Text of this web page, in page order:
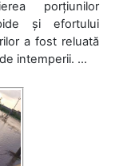
porțiunilor
și efortului
a fost reluată
intemperii. ...